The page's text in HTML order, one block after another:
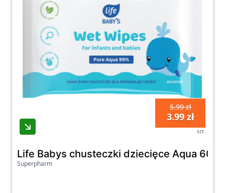
5.99 zł
3.99 zł
szt
Life Babys chusteczki dziecięce Aqua 60
Superpharm